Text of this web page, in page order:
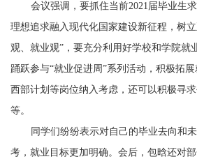
会议强调，要抓住当前2021届毕业生
理想追求融入现代化国家建设新征程，树
观、就业观”， 要充分利用好学校和学院就
踊跃参与“就业促进周”系列活动，积极拓展
西部计划等岗位纳入考虑，还可以积极寻
等。
同学们纷纷表示对自己的毕业去向和
考，就业目标更加明确。会后，包晗还对